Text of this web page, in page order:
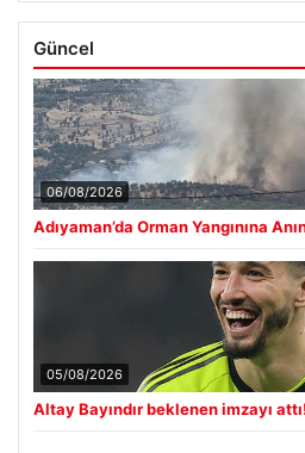
Güncel
06/08/2026
Adıyaman’da Orman Yangınına
05/08/2026
Altay Bayındır beklenen imzayı